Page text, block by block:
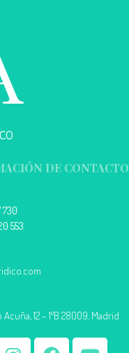
DE CONTACTO
730
553
12 – 1ºB 28009. Madrid